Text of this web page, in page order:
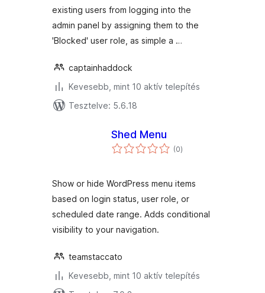
existing users from logging into the
admin panel by assigning them to the
'Blocked' user role, as simple a …
captainhaddock
Kevesebb, mint 10 aktív telepítés
Tesztelve: 5.6.18
Shed Menu
(0értékelés
összesen
)
Show or hide WordPress menu items
based on login status, user role, or
scheduled date range. Adds conditional
visibility to your navigation.
teamstaccato
Kevesebb, mint 10 aktív telepítés